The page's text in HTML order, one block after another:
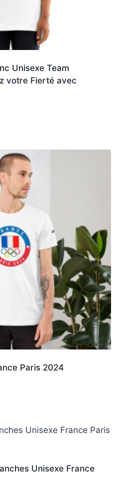
Unisexe Team
votre Fierté avec
Paris 2024
Unisexe France